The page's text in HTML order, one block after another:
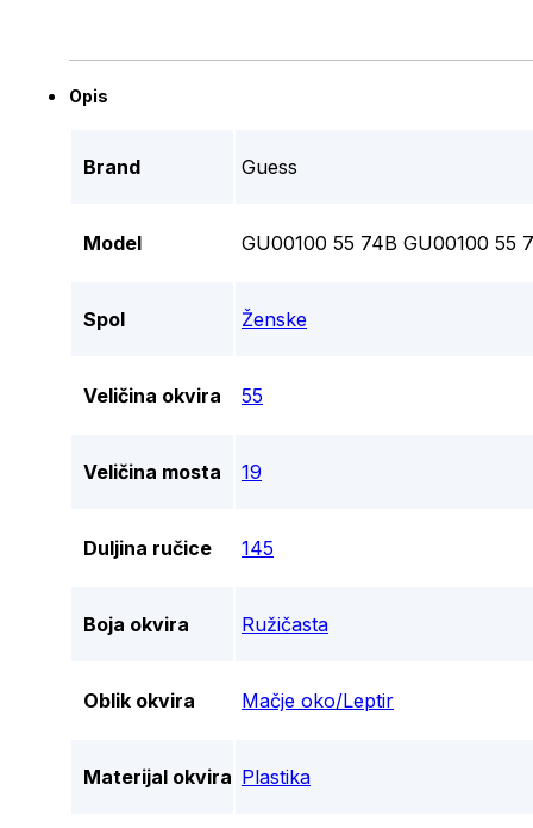
Opis
Brand Guess
Model GU00100 55 74B GU00100 55
Spol Ženske
Veličina okvira 55
Veličina mosta 19
Duljina ručice 145
Boja okvira Ružičasta
Oblik okvira Mačje oko/Leptir
Materijal okvira Plastika